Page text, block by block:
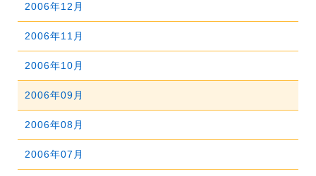
2014年02月
2014年01月
2012年04月
2012年03月
2012年02月
2012年01月
2011年05月
2011年04月
2011年03月
2011年02月
2011年01月
2010年07月
2010年06月
2010年05月
2010年04月
2010年03月
2010年02月
2009年08月
2009年07月
2009年06月
2009年05月
2009年04月
2009年03月
2008年09月
2008年08月
2008年07月
2008年06月
2008年05月
2008年04月
2006年12月
2006年11月
2006年10月
2006年09月
2006年08月
2006年07月